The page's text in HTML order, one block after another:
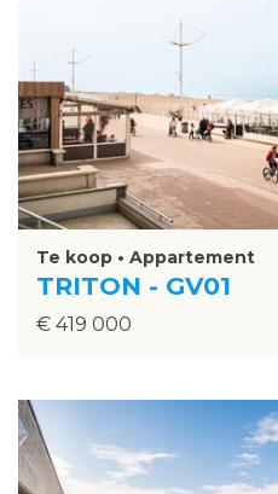
Te koop • Appartement
TRITON - GV01
€ 419 000